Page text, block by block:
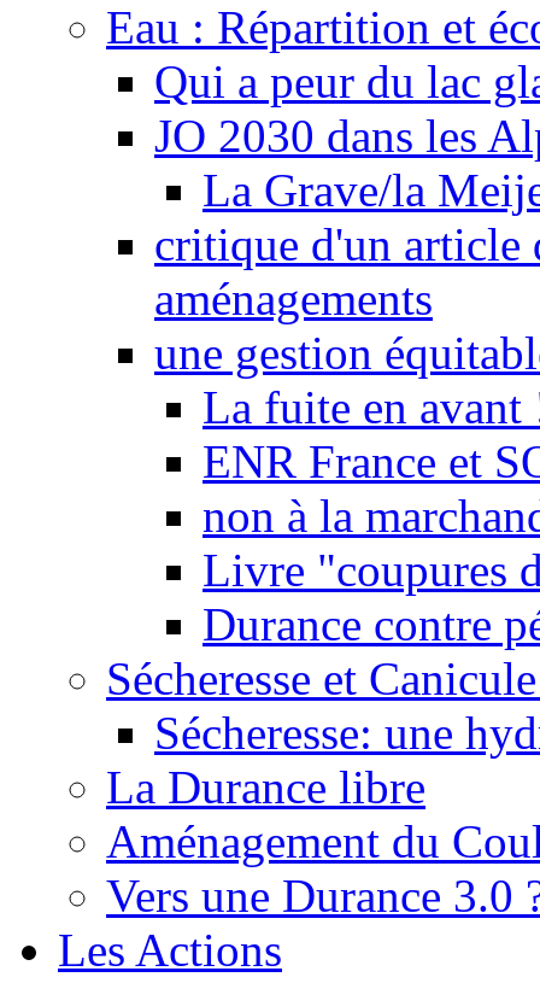
Eau : Répartition et
Qui a peur du lac
JO 2030 dans les
La Grave/la
critique d'un article
aménagements
une gestion
La fuite en avant
ENR France et
non à la
Livre "coupures
Durance contre
Sécheresse et
Sécheresse: une
La Durance libre
Aménagement du
Vers une Durance 3.0
Les Actions